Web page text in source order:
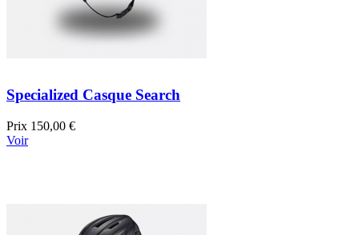
Specialized Casque Search
Prix 150,00 €
Voir